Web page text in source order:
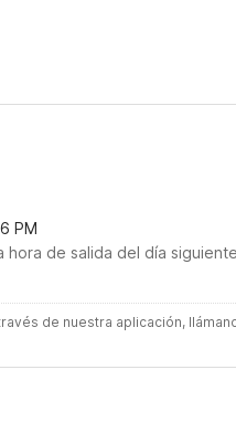
PM
de salida del día
de nuestra aplicación,